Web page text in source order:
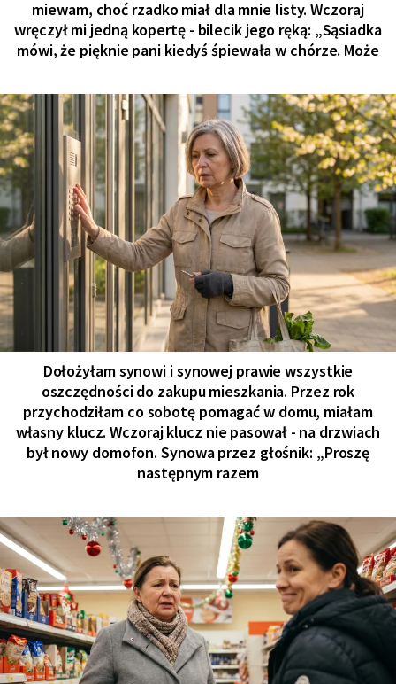
miewam, choć rzadko miał dla mnie listy. Wczoraj
wręczył mi jedną kopertę - bilecik jego ręką: „Sąsiadka
mówi, że pięknie pani kiedyś śpiewała w chórze. Może
Dołożyłam synowi i synowej prawie wszystkie
oszczędności do zakupu mieszkania. Przez rok
przychodziłam co sobotę pomagać w domu, miałam
własny klucz. Wczoraj klucz nie pasował - na drzwiach
był nowy domofon. Synowa przez głośnik: „Proszę
następnym razem